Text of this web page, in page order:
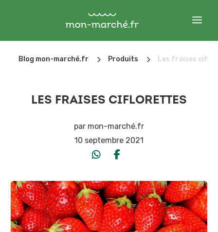
Blog mon-marché.fr 5 Produits 5 Les fraises
LES FRAISES CIFLORETTES
par mon-marché.fr
10 septembre 2021